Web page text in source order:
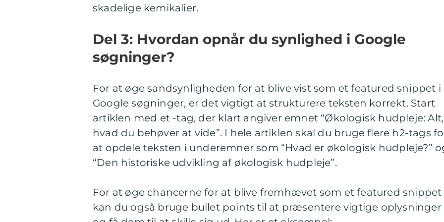
skadelige kemikalier.
Del 3: Hvordan opnår du synlighed i Google
søgninger?
For at øge sandsynligheden for at blive vist som et featured snippet i
Google søgninger, er det vigtigt at strukturere teksten korrekt. Start
artiklen med et -tag, der klart angiver emnet “Økologisk hudpleje: Alt,
hvad du behøver at vide”. I hele artiklen skal du bruge flere h2-tags
at opdele teksten i underemner som “Hvad er økologisk hudpleje?”
“Den historiske udvikling af økologisk hudpleje”.
For at øge chancerne for at blive fremhævet som et featured snippet
kan du også bruge bullet points til at præsentere vigtige oplysninger